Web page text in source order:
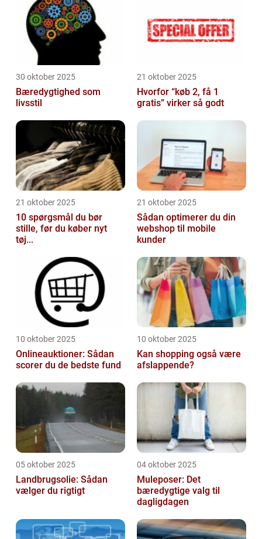
30 oktober 2025
Bæredygtighed som
livsstil
21 oktober 2025
Hvorfor “køb 2, få 1
gratis” virker så godt
21 oktober 2025
10 spørgsmål du bør
stille, før du køber nyt
tøj...
21 oktober 2025
Sådan optimerer du din
webshop til mobile
kunder
10 oktober 2025
Onlineauktioner: Sådan
scorer du de bedste fund
10 oktober 2025
Kan shopping også være
afslappende?
05 oktober 2025
Landbrugsolie: Sådan
vælger du rigtigt
04 oktober 2025
Muleposer: Det
bæredygtige valg til
dagligdagen